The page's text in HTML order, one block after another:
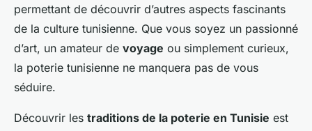
permettant de découvrir d’autres aspects fascinants
de la culture tunisienne. Que vous soyez un passionné
d’art, un amateur de voyage ou simplement curieux,
la poterie tunisienne ne manquera pas de vous
séduire.
Découvrir les traditions de la poterie en Tunisie est